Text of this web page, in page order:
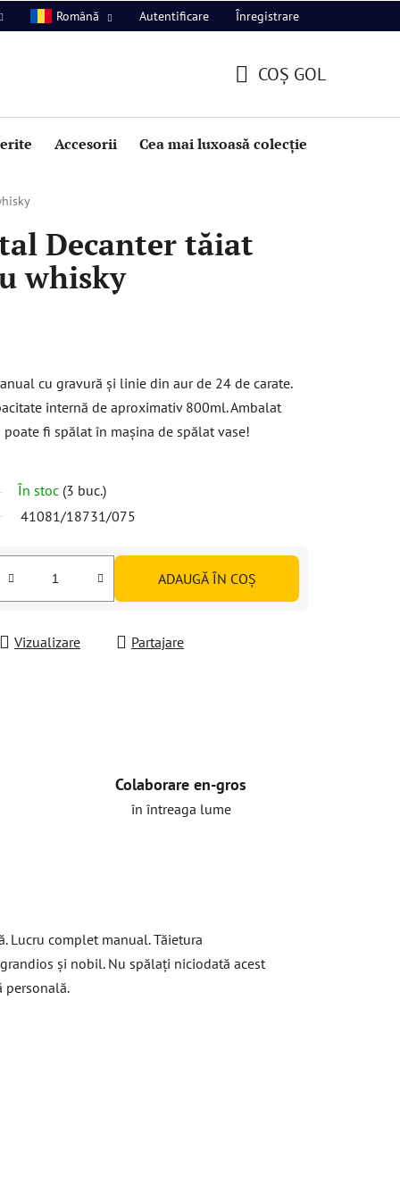
Română Autentificare Înregistrare
DE
COŞ GOL
Accesorii Cea mai luxoasă colecție
Decanter tăiat
whisky
cu gravură și linie din aur de 24 de carate.
internă de aproximativ 800ml. Ambalat
fi spălat în mașina de spălat vase!
În stoc (3 buc.)
41081/18731/075
ADAUGĂ ÎN COŞ
Vizualizare Partajare
Colaborare en-gros
în întreaga lume
Lucru complet manual. Tăietura
și nobil. Nu spălați niciodată acest
personală.